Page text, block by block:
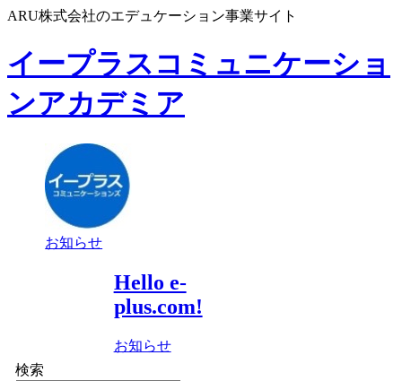
ARU株式会社のエデュケーション事業サイト
イープラスコミュニケーショ
ンアカデミア
お知らせ
Hello e-
plus.com!
お知らせ
検索